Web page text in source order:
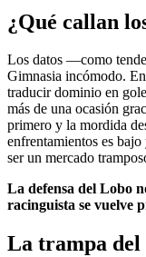
¿Qué callan
Los datos —como
Gimnasia incómodo.
traducir dominio en
más de una ocasión
primero y la mordida
enfrentamientos es
ser un mercado
La defensa del Lobo
racinguista se vuelve
La trampa del